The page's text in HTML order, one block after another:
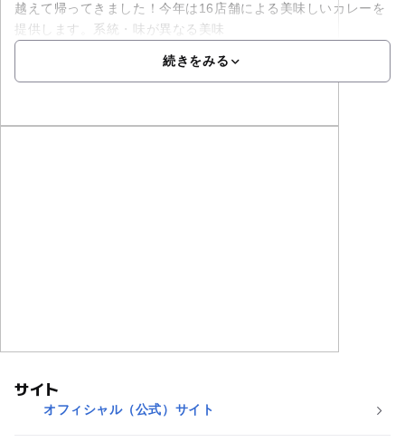
越えて帰ってきました！今年は16店舗による美味しいカレーを
提供します。系統・味が異なる美味
続きをみる
サイト
オフィシャル（公式）サイト